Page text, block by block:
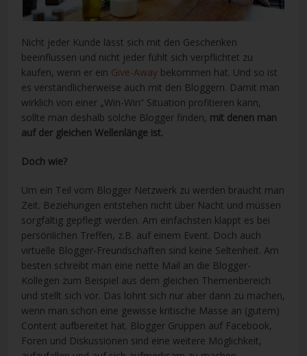
Nicht jeder Kunde lässt sich mit den Geschenken
beeinflussen und nicht jeder fühlt sich verpflichtet zu
kaufen, wenn er ein Give-Away bekommen hat. Und so ist
es verständlicherweise auch mit den Bloggern. Damit man
wirklich von einer „Win-Win“ Situation profitieren kann,
sollte man deshalb solche Blogger finden, mit denen man
auf der gleichen Wellenlänge ist.
Doch wie?
Um ein Teil vom Blogger Netzwerk zu werden braucht man
Zeit. Beziehungen entstehen nicht über Nacht und müssen
sorgfältig gepflegt werden. Am einfachsten klappt es bei
persönlichen Treffen, z.B. auf einem Event. Doch auch
virtuelle Blogger-Freundschaften sind keine Seltenheit. Am
besten schreibt man eine nette Mail an die Blogger-
Kollegen zum Beispiel aus dem gleichen Themenbereich
und stellt sich vor. Das lohnt sich nur aber dann zu machen,
wenn man schon eine gewisse kritische Masse an (gutem)
Content aufbereitet hat. Blogger Gruppen auf Facebook,
Foren und Diskussionen sind eine weitere Möglichkeit,